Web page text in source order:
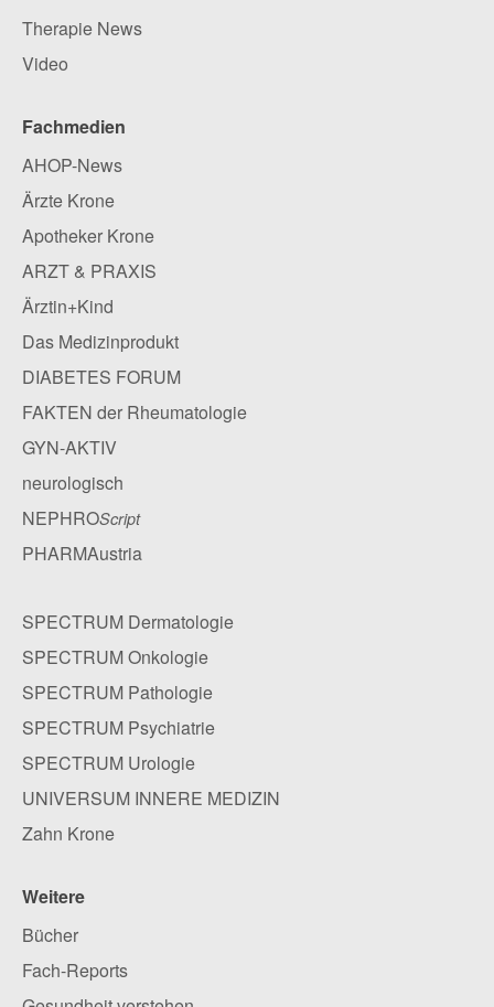
Therapie News
Video
Fachmedien
AHOP-News
Ärzte Krone
Apotheker Krone
ARZT & PRAXIS
Ärztin+Kind
Das Medizinprodukt
DIABETES FORUM
FAKTEN der Rheumatologie
GYN-AKTIV
neurologisch
NEPHROScript
PHARMAustria
SPECTRUM Dermatologie
SPECTRUM Onkologie
SPECTRUM Pathologie
SPECTRUM Psychiatrie
SPECTRUM Urologie
UNIVERSUM INNERE MEDIZIN
Zahn Krone
Weitere
Bücher
Fach-Reports